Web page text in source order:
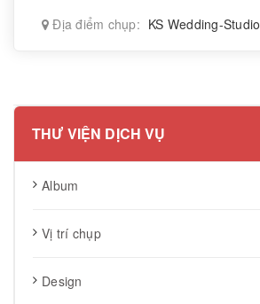
Địa điểm chụp: KS Wedding-Studio
THƯ VIỆN DỊCH VỤ
Album
Vị trí chụp
Design